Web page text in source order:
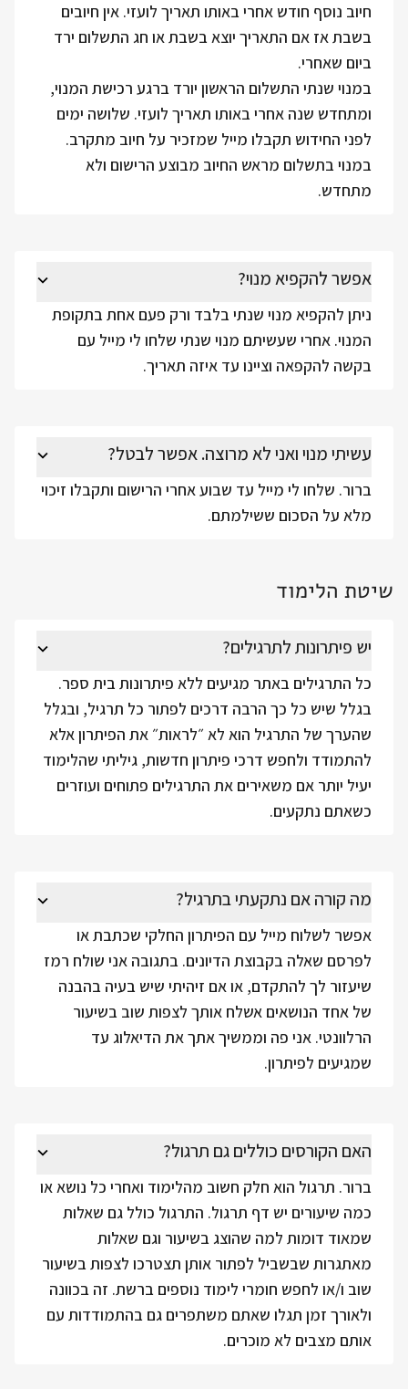
חיוב נוסף חודש אחרי באותו תאריך לועזי. אין חיובים
בשבת אז אם התאריך יוצא בשבת או חג התשלום ירד
ביום שאחרי.
במנוי שנתי התשלום הראשון יורד ברגע רכישת המנוי,
ומתחדש שנה אחרי באותו תאריך לועזי. שלושה ימים
לפני החידוש תקבלו מייל שמזכיר על חיוב מתקרב.
במנוי בתשלום מראש החיוב מבוצע הרישום ולא
מתחדש.
אפשר להקפיא מנוי?
ניתן להקפיא מנוי שנתי בלבד ורק פעם אחת בתקופת
המנוי. אחרי שעשיתם מנוי שנתי שלחו לי מייל עם
בקשה להקפאה וציינו עד איזה תאריך.
עשיתי מנוי ואני לא מרוצה. אפשר לבטל?
ברור. שלחו לי מייל עד שבוע אחרי הרישום ותקבלו זיכוי
מלא על הסכום ששילמתם.
שיטת הלימוד
יש פיתרונות לתרגילים?
כל התרגילים באתר מגיעים ללא פיתרונות בית ספר.
בגלל שיש כל כך הרבה דרכים לפתור כל תרגיל, ובגלל
שהערך של התרגיל הוא לא ״לראות״ את הפיתרון אלא
להתמודד ולחפש דרכי פיתרון חדשות, גיליתי שהלימוד
יעיל יותר אם משאירים את התרגילים פתוחים ועוזרים
כשאתם נתקעים.
מה קורה אם נתקעתי בתרגיל?
אפשר לשלוח מייל עם הפיתרון החלקי שכתבת או
לפרסם שאלה בקבוצת הדיונים. בתגובה אני שולח רמז
שיעזור לך להתקדם, או אם זיהיתי שיש בעיה בהבנה
של אחד הנושאים אשלח אותך לצפות שוב בשיעור
הרלוונטי. אני פה וממשיך אתך את הדיאלוג עד
שמגיעים לפיתרון.
האם הקורסים כוללים גם תרגול?
ברור. תרגול הוא חלק חשוב מהלימוד ואחרי כל נושא או
כמה שיעורים יש דף תרגול. התרגול כולל גם שאלות
שמאוד דומות למה שהוצג בשיעור וגם שאלות
מאתגרות שבשביל לפתור אותן תצטרכו לצפות בשיעור
שוב ו/או לחפש חומרי לימוד נוספים ברשת. זה בכוונה
ולאורך זמן תגלו שאתם משתפרים גם בהתמודדות עם
אותם מצבים לא מוכרים.